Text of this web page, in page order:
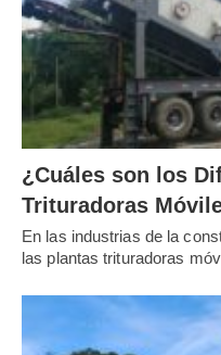
¿Cuáles son los
Trituradoras
En las industrias de la
las plantas trituradoras